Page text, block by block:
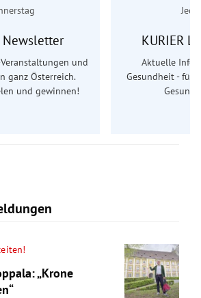
und
ganz Österreich.
und gewinnen!
KURIER
Aktuelle
Gesundheit - für
„Krone